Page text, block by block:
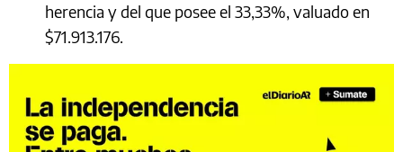
herencia y del que posee el 33,33%, valuado en
$71.913.176.